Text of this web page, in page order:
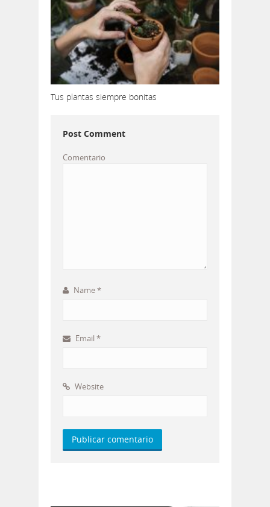
Tus plantas siempre bonitas
Post Comment
Comentario
Name*
Email *
Website